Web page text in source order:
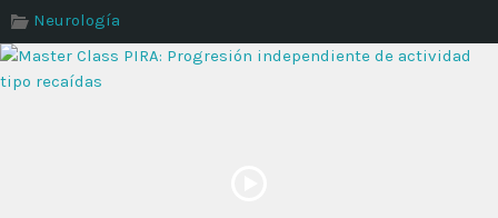
Neurología